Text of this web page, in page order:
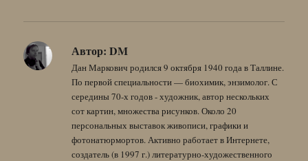
Автор: DM
Дан Маркович родился 9 октября 1940 года в Таллине.
По первой специальности — биохимик, энзимолог. С
середины 70-х годов - художник, автор нескольких
сот картин, множества рисунков. Около 20
персональных выставок живописи, графики и
фотонатюрмортов. Активно работает в Интернете,
создатель (в 1997 г.) литературно-художественного